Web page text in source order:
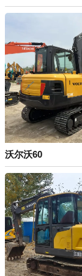
沃尔沃60